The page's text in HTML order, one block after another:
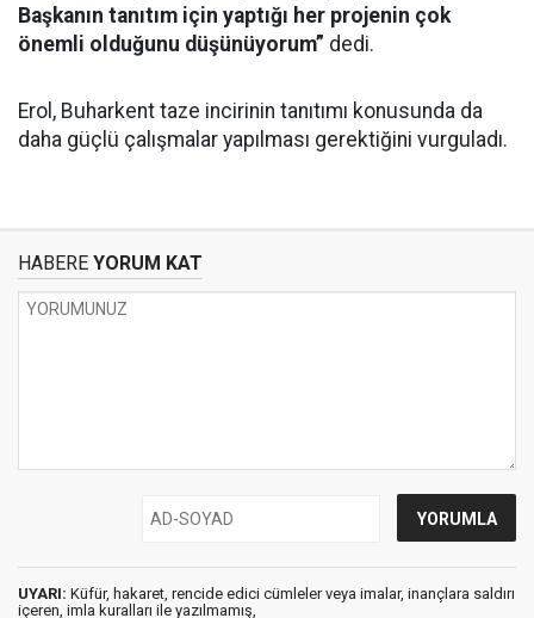
Başkanın tanıtım için yaptığı her projenin çok
önemli olduğunu düşünüyorum” dedi.
Erol, Buharkent taze incirinin tanıtımı konusunda da
daha güçlü çalışmalar yapılması gerektiğini vurguladı.
HABERE YORUM KAT
UYARI: Küfür, hakaret, rencide edici cümleler veya imalar, inançlara saldırı
içeren, imla kuralları ile yazılmamış,